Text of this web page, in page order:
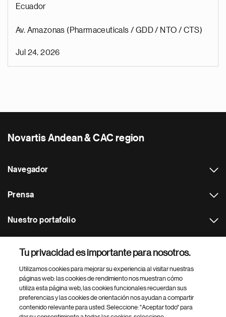
Ecuador
Av. Amazonas (Pharmaceuticals / GDD / NTO / CTS)
Jul 24, 2026
Novartis Andean & CAC region
Navegador
Prensa
Nuestro portafolio
Footer Site Search
Tu privacidad es importante para nosotros.
Utilizamos cookies para mejorar su experiencia al visitar nuestras
páginas web: las cookies de rendimiento nos muestran cómo
utiliza esta página web, las cookies funcionales recuerdan sus
preferencias y las cookies de orientación nos ayudan a compartir
contenido relevante para usted. Seleccione: "Aceptar todo" para